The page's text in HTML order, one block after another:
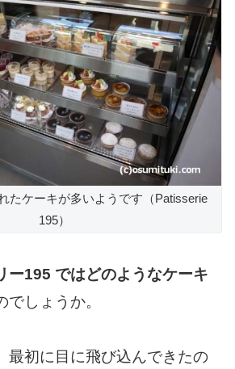
たケーキが多いようです（Patisserie
195）
ー195 ではどのようなケーキ
でしょうか。
最初に目に飛び込んできたの